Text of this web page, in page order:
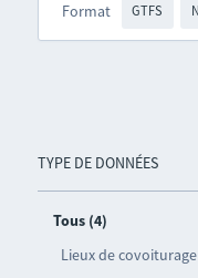
TYPE DE DONNÉES
Tous (4)
Lieux de covoiturage
Format GTFS